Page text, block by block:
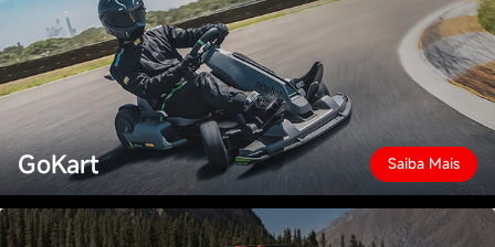
GoKart Saiba Mais